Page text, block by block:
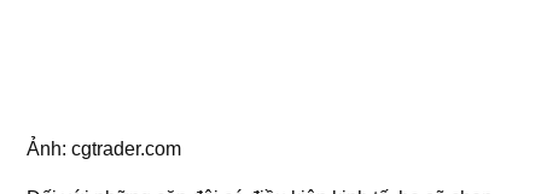
Ảnh: cgtrader.com